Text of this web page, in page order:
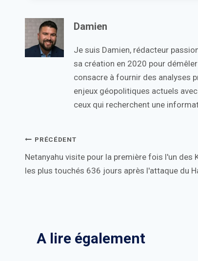
Damien
Je suis Damien, rédacteur
sa création en 2020 pour
consacre à fournir des analyses
enjeux géopolitiques actuels
ceux qui recherchent une
Navigation
de
PRÉCÉDENT
Netanyahu visite pour la première fois l'un des
les plus touchés 636 jours après l'attaque du
A lire également